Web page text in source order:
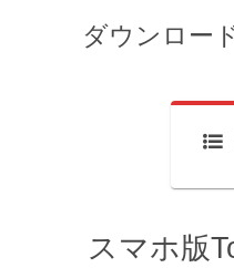
ダウンロー
スマホ版